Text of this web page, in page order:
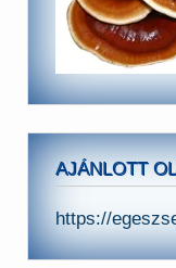
AJÁNLOTT
https://